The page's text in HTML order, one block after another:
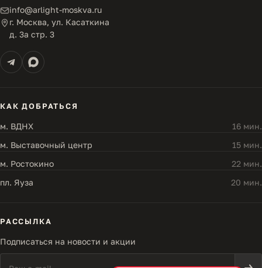
info@arlight-moskva.ru
г. Москва, ул. Касаткина
д. 3а стр. 3
КАК ДОБРАТЬСЯ
м. ВДНХ
16 мин.
м. Выставочный центр
15 мин.
м. Ростокино
22 мин.
пл. Яуза
20 мин.
РАССЫЛКА
Подписаться на новости и акции